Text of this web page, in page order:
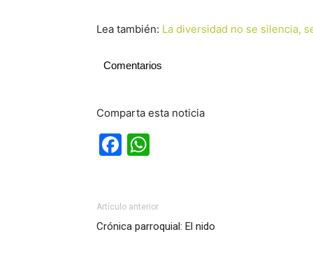
Lea también: La diversidad no se silencia,
Comentarios
Comparta esta noticia
Facebook
Artículo anterior
Crónica parroquial: El nido